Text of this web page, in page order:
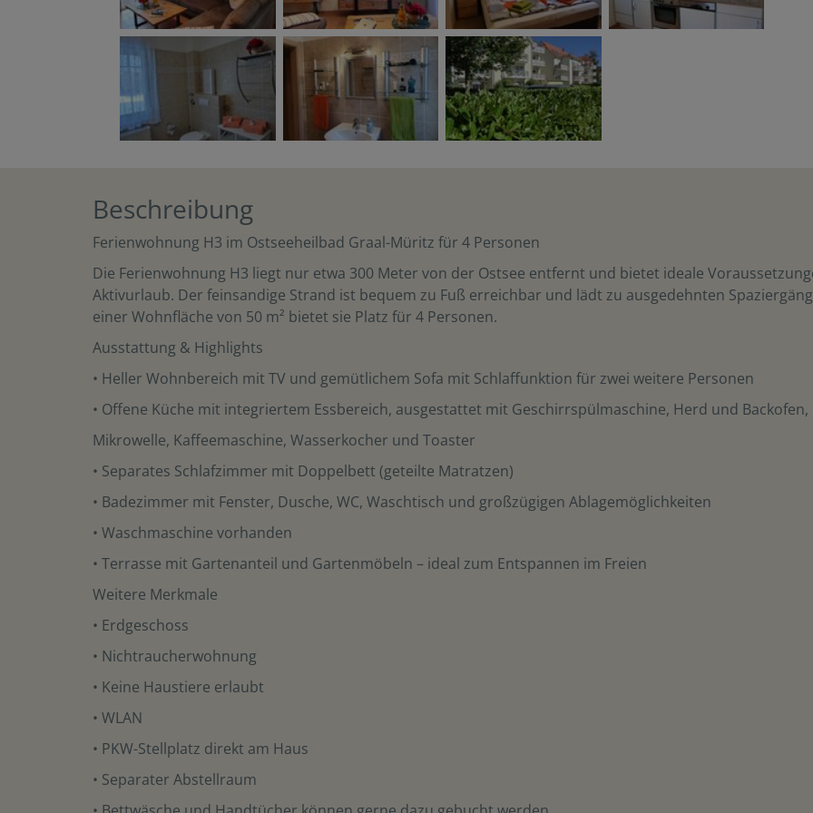
Beschreibung
Ferienwohnung H3 im Ostseeheilbad Graal-Müritz für 4 Personen
Die Ferienwohnung H3 liegt nur etwa 300 Meter von der Ostsee entfernt und bietet ideale
Aktivurlaub. Der feinsandige Strand ist bequem zu Fuß erreichbar und lädt zu ausgedehnten
einer Wohnfläche von 50 m² bietet sie Platz für 4 Personen.
Ausstattung & Highlights
• Heller Wohnbereich mit TV und gemütlichem Sofa mit Schlaffunktion für zwei weitere Personen
• Offene Küche mit integriertem Essbereich, ausgestattet mit Geschirrspülmaschine, Herd und Backofen,
Mikrowelle, Kaffeemaschine, Wasserkocher und Toaster
• Separates Schlafzimmer mit Doppelbett (geteilte Matratzen)
• Badezimmer mit Fenster, Dusche, WC, Waschtisch und großzügigen Ablagemöglichkeiten
• Waschmaschine vorhanden
• Terrasse mit Gartenanteil und Gartenmöbeln – ideal zum Entspannen im Freien
Weitere Merkmale
• Erdgeschoss
• Nichtraucherwohnung
• Keine Haustiere erlaubt
• WLAN
• PKW-Stellplatz direkt am Haus
• Separater Abstellraum